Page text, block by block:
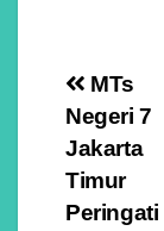
pos
MTs
Negeri 7
Jakarta
Timur
Peringati